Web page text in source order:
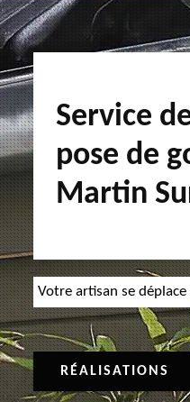
Service
pose de
Martin
Votre artisan se
RÉALISATIONS